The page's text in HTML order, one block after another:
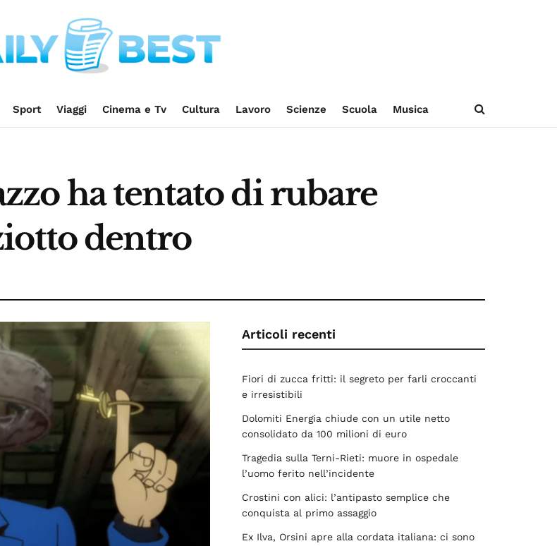
Sport Viaggi Cinema e Tv Cultura Lavoro Scienze Scuola Musica
ha tentato di rubare
dentro
Articoli recenti
Fiori di zucca fritti: il segreto per farli croccanti
e irresistibili
Dolomiti Energia chiude con un utile netto
consolidato da 100 milioni di euro
Tragedia sulla Terni-Rieti: muore in ospedale
l’uomo ferito nell’incidente
Crostini con alici: l’antipasto semplice che
conquista al primo assaggio
Ex Ilva, Orsini apre alla cordata italiana: ci sono